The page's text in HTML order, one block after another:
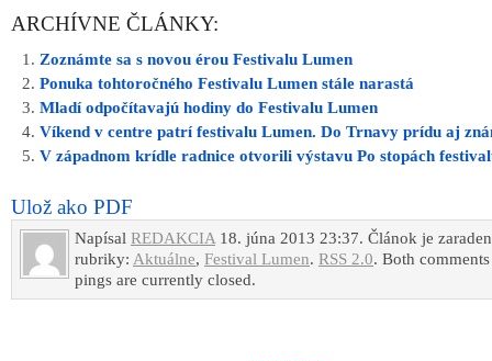
ARCHÍVNE ČLÁNKY:
Zoznámte sa s novou érou Festivalu Lumen
Ponuka tohtoročného Festivalu Lumen stále narastá
Mladí odpočítavajú hodiny do Festivalu Lumen
Víkend v centre patrí festivalu Lumen. Do Trnavy prídu aj
V západnom krídle radnice otvorili výstavu Po stopách
Ulož ako PDF
Napísal REDAKCIA18. júna 2013 23:37. Článok je
rubriky: Aktuálne, Festival Lumen. RSS 2.0. Both
pings are currently closed.